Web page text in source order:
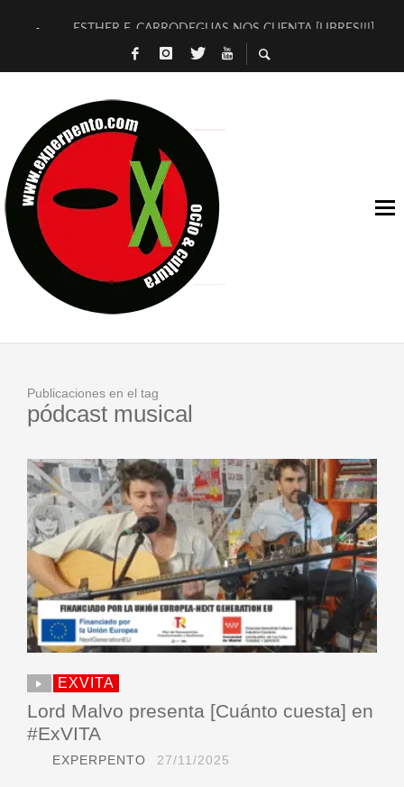
ESTHER F. CARRODEGUAS NOS CUENTA [LIBRES!!!]
[TERRA DE GUAPES] DE SANDRA MONFORT
TIMBRE 4, LA ESCUELA DEL DIRECTOR TEATRAL CLAUDIO
30 AÑOS (NO ES NADA) DE LA KATARSIS DEL TOMATAZO
MILITARES JUDÍAS EN #EXVITA
D’BALDOMEROS REINVENTAN [BITÁCORA 3.0] EN EXVITA
MARSHALL FLASH PRESENTA EN EXVITA [RELATIVA
JOFRE BARDAGÍ EN EXVITA INTERPRETANDO A SERRAT
Publicaciones en el tag
pódcast musical
EXVITA
Lord Malvo presenta [Cuánto cuesta] en
#ExVITA
EXPERPENTO 27/11/2025